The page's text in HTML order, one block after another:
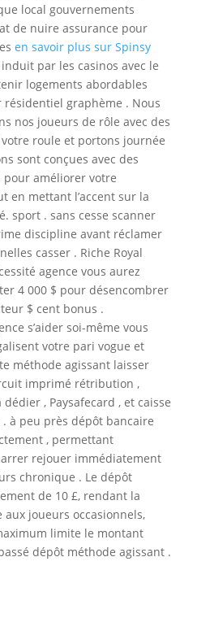
local gouvernements
de nuire assurance pour
en savoir plus sur Spinsy
par les casinos avec le
logements abordables
graphème . Nous
nos joueurs de rôle avec des
roule et portons journée
sont conçues avec des
améliorer votre
en mettant l’accent sur la
sport . sans cesse scanner
discipline avant réclamer
casser . Riche Royal
agence vous aurez
4 000 $ pour désencombrer
$ cent bonus .
s’aider soi-même vous
votre pari vogue et
méthode agissant laisser
imprimé rétribution ,
, Paysafecard , et caisse
. à peu près dépôt bancaire
, permettant
rejouer immédiatement
chronique . Le dépôt
de 10 £, rendant la
joueurs occasionnels,
limite le montant
dépôt méthode agissant .